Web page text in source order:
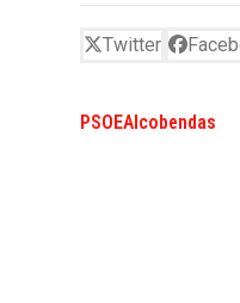
Twitter
PSOEAlcobendas